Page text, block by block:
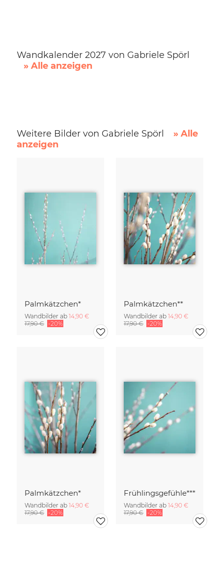
Wandkalender 2027 von Gabriele Spörl
» Alle anzeigen
Weitere Bilder von Gabriele Spörl
» Alle
anzeigen
Palmkätzchen*
Wandbilder ab 14,90 €
17,90 € -20%
Palmkätzchen**
Wandbilder ab 14,90 €
17,90 € -20%
Palmkätzchen*
Wandbilder ab 14,90 €
17,90 € -20%
Frühlingsgefühle***
Wandbilder ab 14,90 €
17,90 € -20%